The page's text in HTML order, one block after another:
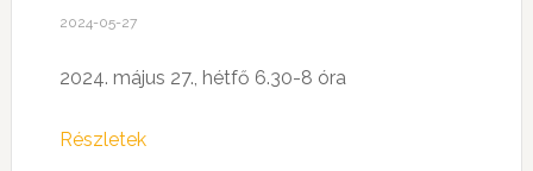
2024-05-27
2024. május 27., hétfő 6.30-8 óra
Részletek